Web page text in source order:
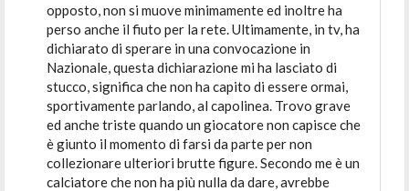
opposto, non si muove minimamente ed inoltre ha
perso anche il fiuto per la rete. Ultimamente, in tv, ha
dichiarato di sperare in una convocazione in
Nazionale, questa dichiarazione mi ha lasciato di
stucco, significa che non ha capito di essere ormai,
sportivamente parlando, al capolinea. Trovo grave
ed anche triste quando un giocatore non capisce che
è giunto il momento di farsi da parte per non
collezionare ulteriori brutte figure. Secondo me è un
calciatore che non ha più nulla da dare, avrebbe